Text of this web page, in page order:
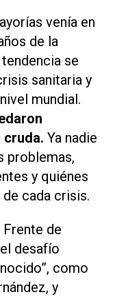
venía en
de la
se
sanitaria y
mundial.
cruda. Ya nadie
problemas,
y quiénes
cada crisis.
de
desafío
como
y